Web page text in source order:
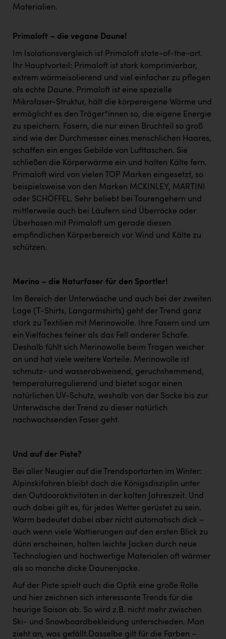
Materialien.
Primaloft – die vegane Daune!
Im Isolationsvergleich ist Primaloft state-of-the-art.
Ihr Hauptvorteil: Primaloft ist stark komprimierbar,
extrem wärmeisolierend und viel einfacher zu pflegen
als echte Daune. Primaloft ist eine spezielle
Mikrofaser-Struktur, hält die körpereigene Wärme und
ermöglicht es den Träger*innen so, die eigene Energie
zu speichern. Fasern, die nur einen Bruchteil so groß
sind wie der Durchmesser eines menschlichen Haares,
schaffen ein enges Gebilde von Lufttaschen. Sie
schließen die Körperwärme ein und halten Kälte fern.
Primaloft wird von vielen TOP Marken eingesetzt, so
beispielsweise von den Marken MCKINLEY, MARTINI
oder SCHÖFFEL. Sehr beliebt bei Tourengehern und
mittlerweile auch bei Läufern sind Überröcke oder
Überhosen mit Primaloft um gerade diesen
empfindlichen Körperbereich vor Wind und Kälte zu
schützen.
Merino – die Naturfaser für den Sportler!
Im Bereich der Unterwäsche und auch bei der zweiten
Lage (T-Shirts, Langarmshirts) geht der Trend ganz
stark zu Textilien mit Merinowolle. Ihre Fasern sind um
ein Vielfaches feiner als das Fell anderer Schafe.
Deshalb fühlt sich Merinowolle beim Tragen weicher
an und hat viele weitere Vorteile. Merinowolle ist
schmutz- und wasserabweisend, geruchshemmend,
temperaturregulierend und bietet sogar einen
natürlichen UV-Schutz, weshalb von der Socke bis zur
Unterwäsche der Trend zu dieser natürlich
nachwachsenden Faser geht.
Und auf der Piste?
Bei aller Neugier auf die Trendsportarten im Winter:
Alpinskifahren bleibt doch die Königsdisziplin unter
den Outdooraktivitäten in der kalten Jahreszeit. Und
auch dabei gilt es, für jedes Wetter gerüstet zu sein.
Warm bedeutet dabei aber nicht automatisch dick –
auch wenn viele Wattierungen auf den ersten Blick zu
dünn erscheinen, halten leichte Jacken durch neue
Technologien und hochwertige Materialen oft wärmer
als so manche dicke Daunenjacke.
Auf der Piste spielt auch die Optik eine große Rolle
und hier zeichnen sich interessante Trends für die
heurige Saison ab. So wird z.B. nicht mehr zwischen
Ski- und Snowboardbekleidung unterschieden. Man
zieht an, was gefällt.Dasselbe gilt für die Farben –